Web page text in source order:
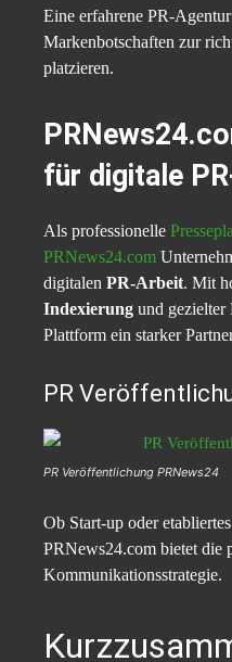
Eine erfahrene PR-Agentur
Markenbotschaften zur
platzieren.
für digitale
Als professionelle
PRNews24.com
digitalen PR-Arbeit. Mit
Indexierung und gezielter
Plattform ein starker
PR
PR Veröffentlichung PRNews24
Ob Start-up oder
PRNews24.com bietet die
Kommunikationsstrategie.